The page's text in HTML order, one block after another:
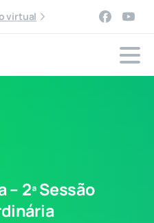
virtual
– 2ªSessão